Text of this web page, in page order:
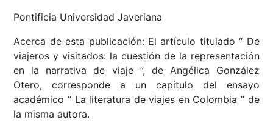
Pontificia Universidad Javeriana
Acerca de esta publicación: El artículo titulado “ De
viajeros y visitados: la cuestión de la representación
en la narrativa de viaje ”, de Angélica González
Otero, corresponde a un capítulo del ensayo
académico “ La literatura de viajes en Colombia ” de
la misma autora.